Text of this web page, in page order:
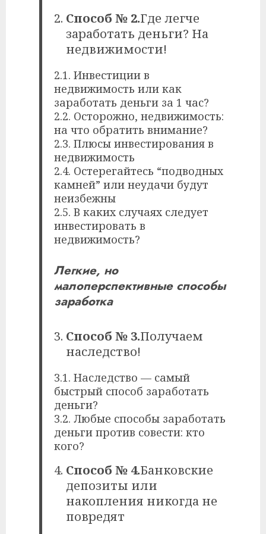
Способ № 2.Где легче
заработать деньги? На
недвижимости!
2.1. Инвестиции в
недвижимость или как
заработать деньги за 1 час?
2.2. Осторожно, недвижимость:
на что обратить внимание?
2.3. Плюсы инвестирования в
недвижимость
2.4. Остерегайтесь “подводных
камней” или неудачи будут
неизбежны
2.5. В каких случаях следует
инвестировать в
недвижимость?
Легкие, но
малоперспективные способы
заработка
Способ № 3.Получаем
наследство!
3.1. Наследство — самый
быстрый способ заработать
деньги?
3.2. Любые способы заработать
деньги против совести: кто
кого?
Способ № 4.Банковские
депозиты или
накопления никогда не
повредят